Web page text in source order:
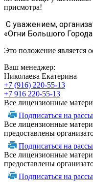
присмотра!
С уважением,
«Огни Большого
Это положение является
Ваш менеджер:
Николаева Екатерина
+7 (916) 220-55-13
+7 916 220-55-13
Все лицензионные
Подписаться на
Все лицензионные
предоставлены
Подписаться на
Все лицензионные
предоставлены
Подписаться на